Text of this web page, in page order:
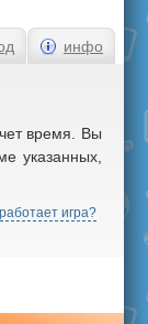
время. Вы
указанных,
игра?
инфо